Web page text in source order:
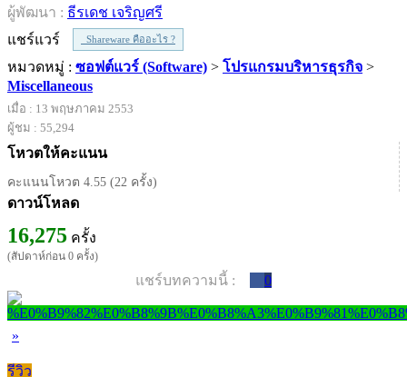
ผู้พัฒนา : ธีรเดช เจริญศรี
แชร์แวร์
Shareware คืออะไร ?
หมวดหมู่ : ซอฟต์แวร์ (Software) > โปรแกรมบริหารธุรกิจ >
Miscellaneous
เมื่อ : 13 พฤษภาคม 2553
ผู้ชม : 55,294
โหวตให้คะแนน
คะแนนโหวต 4.55 (22 ครั้ง)
ดาวน์โหลด
16,275 ครั้ง
(สัปดาห์ก่อน 0 ครั้ง)
แชร์บทความนี้ : 0
»
รีวิว